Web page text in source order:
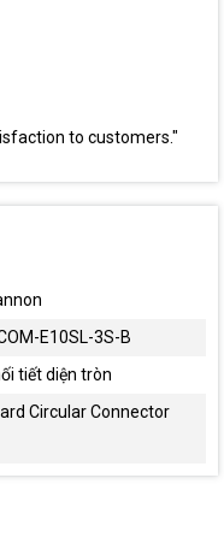
to customers."
E10SL-3S-B
tiết diện tròn
Circular Connector